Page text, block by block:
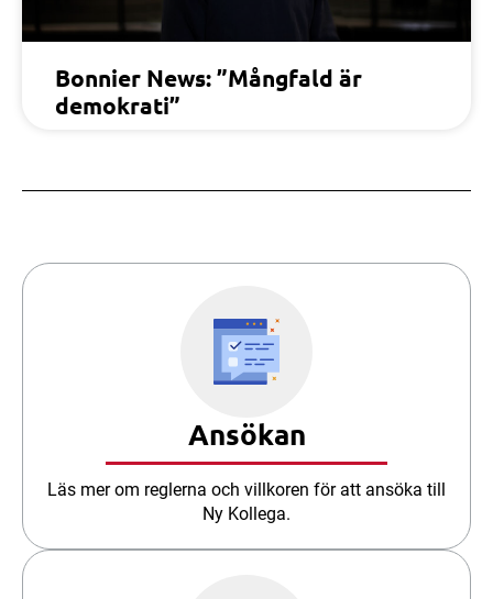
Bonnier News: ”Mångfald är
demokrati”
Ansökan
Läs mer om reglerna och villkoren för att ansöka till
Ny Kollega.